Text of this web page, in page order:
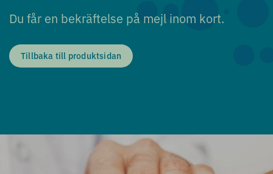
Du får en bekräftelse på mejl inom kort.
Tillbaka till produktsidan